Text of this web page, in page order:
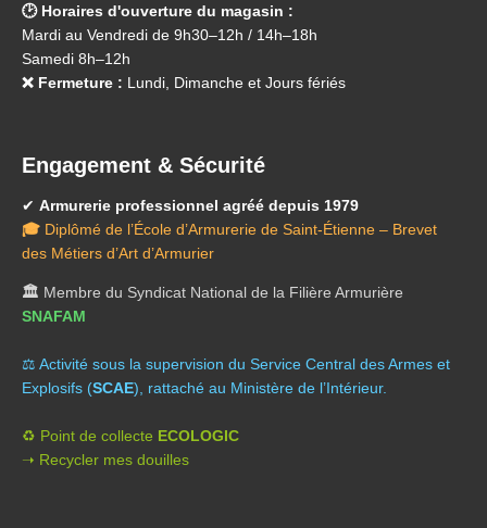
🕑 Horaires d'ouverture du magasin :
Mardi au Vendredi de 9h30–12h / 14h–18h
Samedi 8h–12h
❌ Fermeture : Lundi, Dimanche et Jours fériés
Engagement & Sécurité
✔ Armurerie professionnel agréé depuis 1979
🎓 Diplômé de l’École d’Armurerie de Saint-Étienne – Brevet
des Métiers d’Art d’Armurier
🏛️ Membre du Syndicat National de la Filière Armurière
SNAFAM
⚖️ Activité sous la supervision du Service Central des Armes et
Explosifs (SCAE), rattaché au Ministère de l’Intérieur.
♻️ Point de collecte ECOLOGIC
➝ Recycler mes douilles